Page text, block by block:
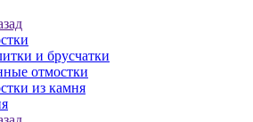
и брусчатки
отмостки
из камня